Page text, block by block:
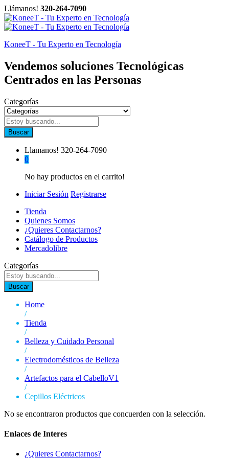
Llámanos! 320-264-7090
KoneeT - Tu Experto en Tecnología
Vendemos soluciones Tecnológicas
Centrados en las Personas
Categorías
Buscar
Llamanos! 320-264-7090
0
No hay productos en el carrito!
Iniciar Sesión Registrarse
Tienda
Quienes Somos
¿Quieres Contactarnos?
Catálogo de Productos
Mercadolibre
Categorías
Buscar
Home
/
Tienda
/
Belleza y Cuidado Personal
/
Electrodomésticos de Belleza
/
Artefactos para el CabelloV1
/
Cepillos Eléctricos
No se encontraron productos que concuerden con la selección.
Enlaces de Interes
¿Quieres Contactarnos?